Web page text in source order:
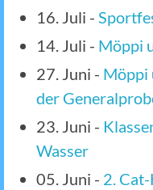
16. Juli -
14. Juli - Möppi
27. Juni - Möppi
der
23. Juni -
Wasser
05. Juni - 2. Cat-